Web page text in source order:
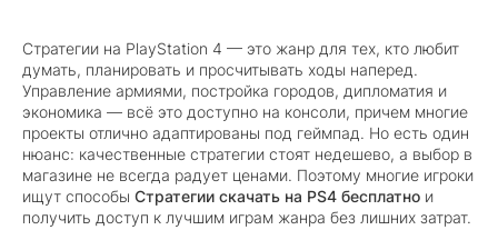
Стратегии на PlayStation 4 — это жанр для тех, кто любит
думать, планировать и просчитывать ходы наперед.
Управление армиями, постройка городов, дипломатия и
экономика — всё это доступно на консоли, причем многие
проекты отлично адаптированы под геймпад. Но есть один
нюанс: качественные стратегии стоят недешево, а выбор в
магазине не всегда радует ценами. Поэтому многие игроки
ищут способы Стратегии скачать на PS4 бесплатно и
получить доступ к лучшим играм жанра без лишних затрат.